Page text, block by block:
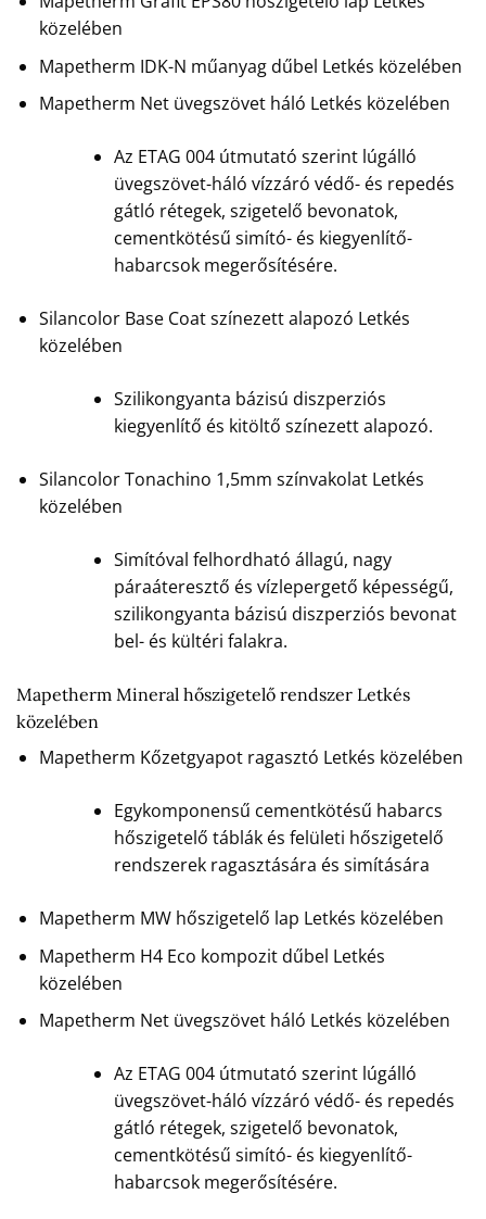
közelében
Mapetherm IDK-N műanyag dűbel Letkés közelében
Mapetherm Net üvegszövet háló Letkés közelében
Az ETAG 004 útmutató szerint lúgálló
üvegszövet-háló vízzáró védő- és repedés
gátló rétegek, szigetelő bevonatok,
cementkötésű simító- és kiegyenlítő-
habarcsok megerősítésére.
Silancolor Base Coat színezett alapozó Letkés
közelében
Szilikongyanta bázisú diszperziós
kiegyenlítő és kitöltő színezett alapozó.
Silancolor Tonachino 1,5mm színvakolat Letkés
közelében
Simítóval felhordható állagú, nagy
páraáteresztő és vízlepergető képességű,
szilikongyanta bázisú diszperziós bevonat
bel- és kültéri falakra.
Mapetherm Mineral hőszigetelő rendszer Letkés
közelében
Mapetherm Kőzetgyapot ragasztó Letkés közelében
Egykomponensű cementkötésű habarcs
hőszigetelő táblák és felületi hőszigetelő
rendszerek ragasztására és simítására
Mapetherm MW hőszigetelő lap Letkés közelében
Mapetherm H4 Eco kompozit dűbel Letkés
közelében
Mapetherm Net üvegszövet háló Letkés közelében
Az ETAG 004 útmutató szerint lúgálló
üvegszövet-háló vízzáró védő- és repedés
gátló rétegek, szigetelő bevonatok,
cementkötésű simító- és kiegyenlítő-
habarcsok megerősítésére.